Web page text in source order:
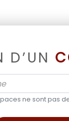
D’UN
ne sont pas